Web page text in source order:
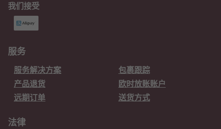
我们接受
服务
服务解决方案
包裹跟踪
产品退货
欧时放账账户
远期订单
送货方式
法律